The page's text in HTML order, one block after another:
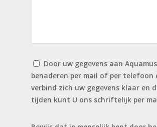
Door uw gegevens aan
benaderen per mail of per telefoon
verbind zich uw gegevens klaar en
tijden kunt U ons schriftelijk per